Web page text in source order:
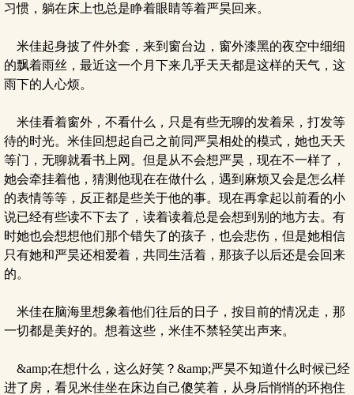
习惯，躺在床上也总是睁着眼睛等着严昊回来。
米佳起身披了件外套，来到窗台边，窗外漆黑的夜空中细细
的飘着雨丝，最近这一个月下来几乎天天都是这样的天气，这
雨下的人心烦。
米佳看着窗外，不看什么，只是有些无聊的发着呆，打发等
待的时光。米佳回想起自己之前同严昊相处的模式，她也天天
等门，无聊就看书上网。但是从不会想严昊，现在不一样了，
她会牵挂着他，猜测他现在在做什么，遇到麻烦又会是怎么样
的表情等等，反正都是些关于他的事。现在再拿起以前看的小
说已经有些读不下去了，读着读着总是会想到别的地方去。有
时她也会想想他们那个错失了的孩子，也会悲伤，但是她相信
只有她和严昊还相爱着，共同生活着，那孩子以后还是会回来
的。
米佳在脑海里想象着他们往后的日子，按目前的情况走，那
一切都是美好的。想着这些，米佳不禁轻笑出声来。
&amp;在想什么，这么好笑？&amp;严昊不知道什么时候已经
进了房，看见米佳坐在床边自己傻笑着，从身后悄悄的环抱住